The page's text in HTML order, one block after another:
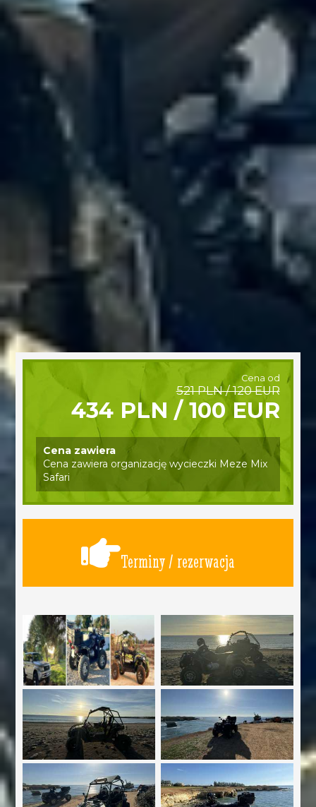
Cena od
521 PLN / 120 EUR
434 PLN / 100 EUR
Cena zawiera
Cena zawiera organizację wycieczki Meze Mix
Safari
Terminy / rezerwacja